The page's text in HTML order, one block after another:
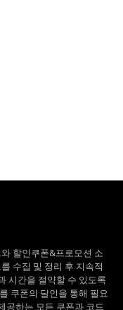
할인쿠폰&프로모션 소
수집 및 정리 후 지속적
시간을 절약할 수 있도록
쿠폰의 달인을 통해 필요
공하는 모든 쿠폰과 코드